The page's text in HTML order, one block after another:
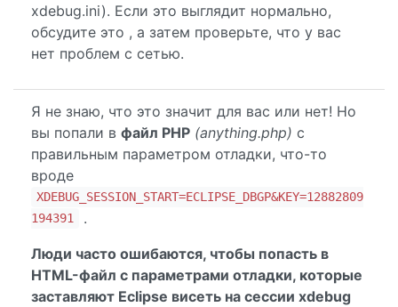
xdebug.ini). Если это выглядит нормально,
обсудите это , а затем проверьте, что у вас
нет проблем с сетью.
Я не знаю, что это значит для вас или нет! Но
вы попали в файл PHP (anything.php) с
правильным параметром отладки, что-то
вроде
XDEBUG_SESSION_START=ECLIPSE_DBGP&KEY=12882809
194391
.
Люди часто ошибаются, чтобы попасть в
HTML-файл с параметрами отладки, которые
заставляют Eclipse висеть на сессии xdebug